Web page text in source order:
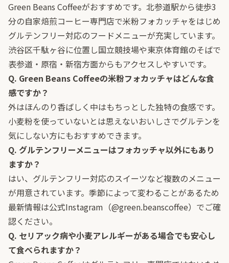
Green Beans Coffeeがおすすめです。北参道駅から徒歩3
分の自家焙煎コーヒー専門店で米粉フォカッチャをはじめ
グルテンフリー対応のフードメニューが充実しています。
渋谷区千駄ヶ谷に位置し国立競技場や東京体育館のそばで
表参道・原宿・新宿方面からもアクセスしやすいです。
Q. Green Beans Coffeeの米粉フォカッチャはどんな食
感ですか？
外はほんのり香ばしく中はもちっとした独特の食感です。
小麦粉を使っていないとは思えないおいしさでグルテンを
気にしない方にもおすすめできます。
Q. グルテンフリーメニューはフォカッチャ以外にもあり
ますか？
はい、グルテンフリー対応のスイーツなど複数のメニュー
が用意されています。季節によって変わることがあるため
最新情報は公式Instagram（@green.beanscoffee） でご確
認ください。
Q. セリアック病や小麦アレルギーがある場合でも安心し
て食べられますか？